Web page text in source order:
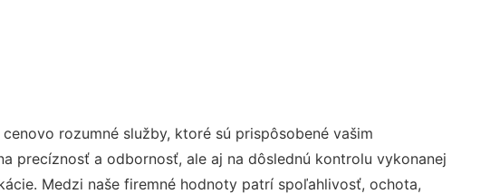
rozumné služby, ktoré sú prispôsobené vašim
precíznosť a odbornosť, ale aj na dôslednú kontrolu vykonanej
Medzi naše firemné hodnoty patrí spoľahlivosť, ochota,